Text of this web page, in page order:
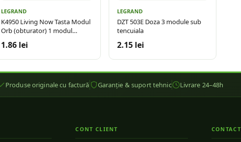
LEGRAND
K4950 Living Now Tasta Modul
Orb (obturator) 1 modul
1.86 lei
LEGRAND
DZT 503E Doza 3 module sub
tencuiala
2.15 lei
Produse originale cu factură Garanție & suport tehnic Livrare 24–48h
CONT CLIENT CONTACT